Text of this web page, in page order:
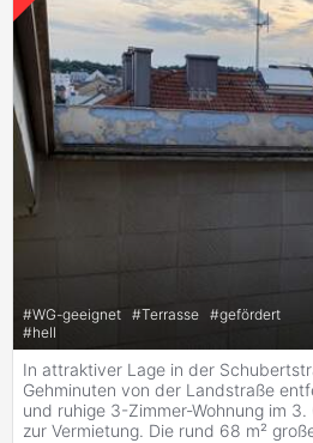
#WG-geeignet #Terrasse #gefördert
#hell
In attraktiver Lage in der
Gehminuten von der Landstraße
und ruhige 3-Zimmer-Wohnung im
zur Vermietung. Die rund 68 m²